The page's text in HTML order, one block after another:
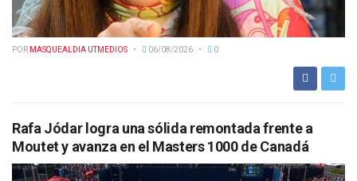
POR MASQUEALDIA UTMEDIOS 06/08/2026 0
Rafa Jódar logra una sólida remontada frente a
Moutet y avanza en el Masters 1000 de Canadá